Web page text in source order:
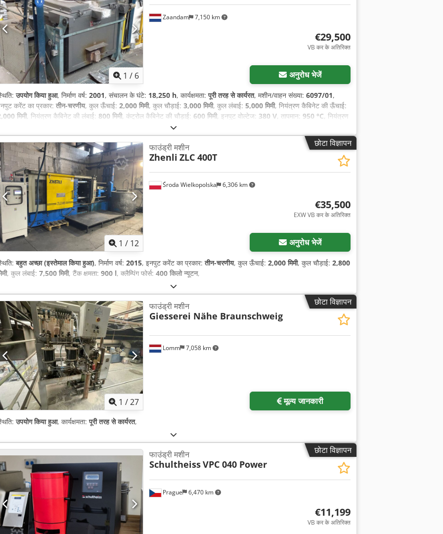
1 / 6
Zaandam 7,150 km
€29,500
VB कर के अतिरिक्त
अनुरोध भेजें
उपयोग किया हुआ, निर्माण वर्ष: 2001, संचालन के घंटे: 18,250 h, कार्यक्षमता:पूरी तरह से कार्यरत, मशीन/वाहन संख्या: 6097/01,
करेंट का प्रकार: तीन-चरणीय, कुल ऊँचाई: 2,000 मिमी, कुल चौड़ाई: 3,000 मिमी, कुल लंबाई: 5,000 मिमी, नियंत्रण कैबिनेट की ऊँचाई:
मिमी, नियंत्रण कैबिनेट की लंबाई: 800 मिमी, कंट्रोल कैबिनेट की चौड़ाई: 600 मिमी, इनपुट वोल्टेज: 380 V, तापमान: 950 °C, नियंत्रण
, कुल वजन:
छोटा विज्ञापन
1 / 12
Środa Wielkopolska 6,306 km
फाउंड्री मशीन
Zhenli ZLC 400T
€35,500
EXW VB कर के अतिरिक्त
अनुरोध भेजें
बहुत अच्छा (इस्तेमाल किया हुआ), निर्माण वर्ष: 2015, इनपुट करेंट का प्रकार:तीन-चरणीय, कुल ऊँचाई: 2,000 मिमी, कुल चौड़ाई: 2,800
, कुल लंबाई: 7,500 मिमी, टैंक क्षमता: 900 l, क्लैम्पिंग फोर्स: 400 किलो न्यूटन,
छोटा विज्ञापन
1 /27
Lomm 7,058 km
फाउंड्री मशीन
Giesserei Nähe Braunschweig
मूल्य जानकारी
उपयोग किया हुआ, कार्यक्षमता:पूरी तरह से कार्यरत,
छोटा विज्ञापन
Prague 6,470 km
फाउंड्री मशीन
SchultheissVPC 040 Power
€11,199
VB कर के अतिरिक्त